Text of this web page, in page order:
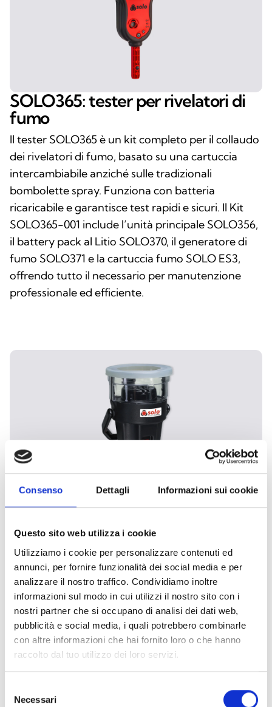
Consenso Dettagli Informazioni sui cookie
Questo sito web utilizza i cookie
Utilizziamo i cookie per personalizzare contenuti ed
annunci, per fornire funzionalità dei social media e per
analizzare il nostro traffico. Condividiamo inoltre
informazioni sul modo in cui utilizzi il nostro sito con i
nostri partner che si occupano di analisi dei dati web,
pubblicità e social media, i quali potrebbero combinarle
con altre informazioni che hai fornito loro o che hanno
raccolto dal tuo utilizzo dei loro servizi.
delNecessari
SOLO365: tester per rivelatori di
fumo
Il tester SOLO365 è un kit completo per il collaudo
dei rivelatori di fumo, basato su una cartuccia
intercambiabile anziché sulle tradizionali
bombolette spray. Funziona con batteria
ricaricabile e garantisce test rapidi e sicuri. Il Kit
SOLO365-001 include l’unità principale SOLO356,
il battery pack al Litio SOLO370, il generatore di
fumo SOLO371 e la cartuccia fumo SOLO ES3,
offrendo tutto il necessario per manutenzione
professionale ed efficiente.
SOLO 461: tester per rivelatori di
Apparecchio per il test funzionale dei rivelatori di
temperatura, funzionante a batteria permette di
verificare il funzionamento dei rivelatori in
maniera rapida ed efficace. Abbinato alle
prolunghe telescopiche permette di eseguire il
test dei rivelatori posizionati fino a 9m di altezza.
ACCESSORI E INTEGRAZIONI